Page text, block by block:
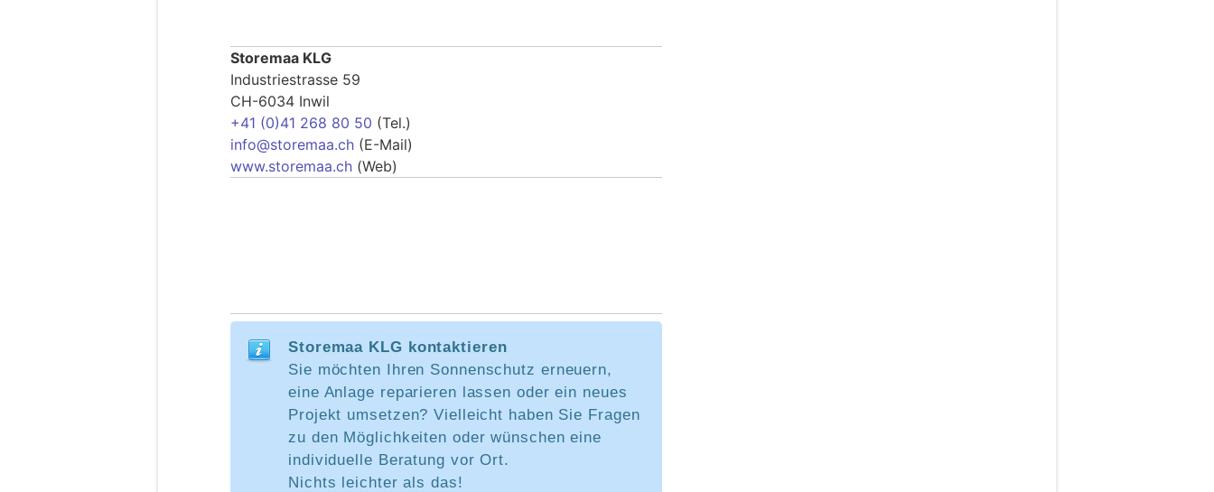
Storemaa KLG
Industriestrasse 59
CH-6034 Inwil
+41 (0)41 268 80 50 (Tel.)
info@storemaa.ch (E-Mail)
www.storemaa.ch (Web)
Storemaa KLG kontaktieren
Sie möchten Ihren Sonnenschutz erneuern,
eine Anlage reparieren lassen oder ein neues
Projekt umsetzen? Vielleicht haben Sie Fragen
zu den Möglichkeiten oder wünschen eine
individuelle Beratung vor Ort.
Nichts leichter als das!